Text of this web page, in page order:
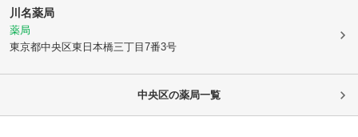
川名薬局
薬局
東京都中央区東日本橋三丁目7番3号
中央区の薬局一覧